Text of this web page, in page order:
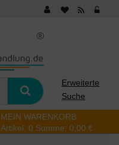
Erweiterte
Suche
MEIN WARENKORB
Artikel: 0 Summe: 0,00 €